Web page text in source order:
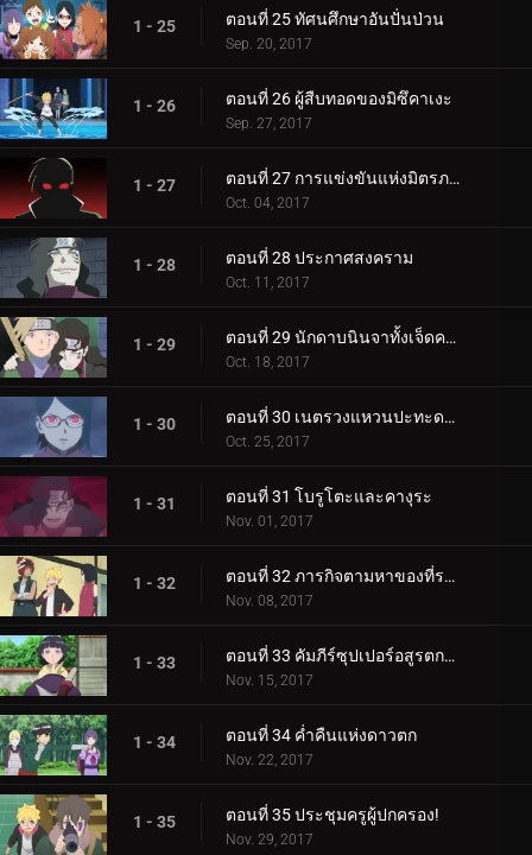
1 - 25 ตอนที่ 25 ทัศนศึกษาอันปั่นป่วน
Sep. 20, 2017
1 - 26 ตอนที่ 26 ผู้สืบทอดของมิซึคาเงะ
Sep. 27, 2017
1 - 27 ตอนที่ 27 การแข่งขันแห่งมิตรภาพของชิโนบิ
Oct. 04, 2017
1 - 28 ตอนที่ 28 ประกาศสงคราม
Oct. 11, 2017
1 - 29 ตอนที่ 29 นักดาบนินจาทั้งเจ็ดคนใหม่!
Oct. 18, 2017
1 - 30 ตอนที่ 30 เนตรวงแหวนปะทะดาบสายฟ้า เขี้ยวคิบะ!
Oct. 25, 2017
1 - 31 ตอนที่ 31 โบรูโตะและคางุระ
Nov. 01, 2017
1 - 32 ตอนที่ 32 ภารกิจตามหาของที่ระลึก
Nov. 08, 2017
1 - 33 ตอนที่ 33 คัมภีร์ซุปเปอร์อสูรตกต่ำ!
Nov. 15, 2017
1 - 34 ตอนที่ 34 ค่ำคืนแห่งดาวตก
Nov. 22, 2017
1 - 35 ตอนที่ 35 ประชุมครูผู้ปกครอง!
Nov. 29, 2017